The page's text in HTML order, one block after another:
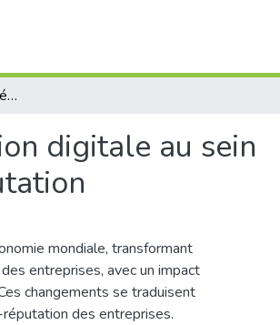
Mise en place d'une stratégie de communication digitale au sein d'entreprise Naftal pour améliorer son e-réputation
digitale au sein
mondiale, transformant
entreprises, avec un impact
changements se traduisent
des entreprises.